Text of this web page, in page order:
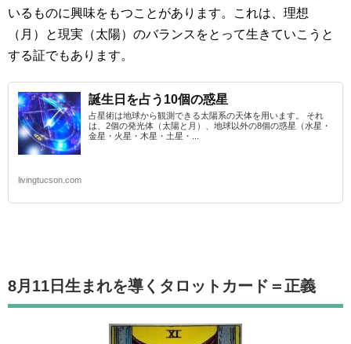
いるものに興味をもつことがあります。これは、理想
（月）と現実（太陽）のバランスをとって生きていこうと
する証でもあります。
誕生日を占う10個の惑星
占星術は地球から観測できる太陽系の天体を用います。 それ
は、2個の発光体（太陽と月）、地球以外の8個の惑星（水星・
金星・火星・木星・土星・...
livingtucson.com
8月11日生まれを導くタロットカード ＝正義